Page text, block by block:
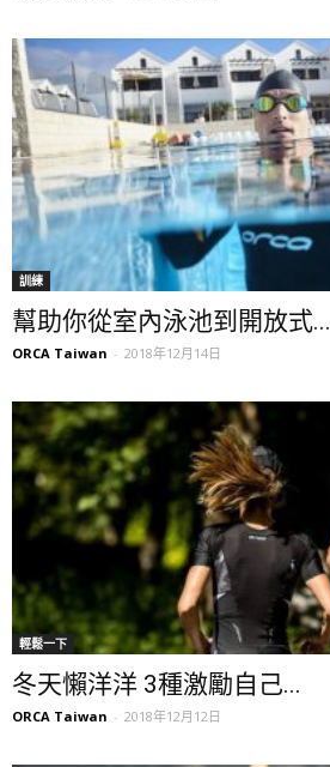
訓練
幫助你從室內泳池到開放式...
ORCA Taiwan - 2018年12月14日
輕鬆一下
冬天懶洋洋 3種激勵自己...
ORCA Taiwan - 2018年12月12日